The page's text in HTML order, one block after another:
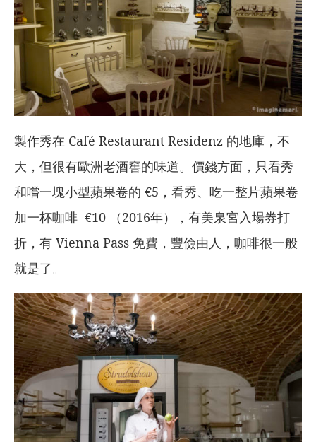
製作秀在 Café Restaurant Residenz 的地庫，不
大，但很有歐洲老酒窖的味道。價錢方面，只看秀
和嚐一塊小型蘋果卷的 €5，看秀、吃一整片蘋果卷
加一杯咖啡 €10 （2016年），有美泉宮入場券打
折，有 Vienna Pass 免費，豐儉由人，咖啡很一般
就是了。